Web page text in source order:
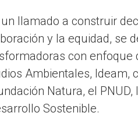
un llamado a construir
y la equidad, se
con enfoque
Ambientales, Ideam,
Natura, el
Sostenible.